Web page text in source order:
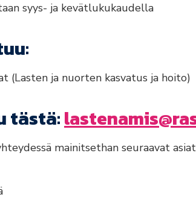
syys- ja kevätlukukaudella
(Lasten ja nuorten kasvatus ja hoito)
tästä:
mainitsethan seuraavat